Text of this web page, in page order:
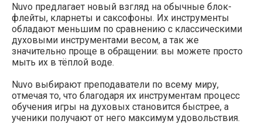
Nuvo предлагает новый взгляд на обычные блок-
флейты, кларнеты и саксофоны. Их инструменты
обладают меньшим по сравнению с классическими
духовыми инструментами весом, а так же
значительно проще в обращении: вы можете просто
мыть их в тёплой воде.
Nuvo выбирают преподаватели по всему миру,
отмечая то, что благодаря их инструментам процесс
обучения игры на духовых становится быстрее, а
ученики получают от него максимум удовольствия.